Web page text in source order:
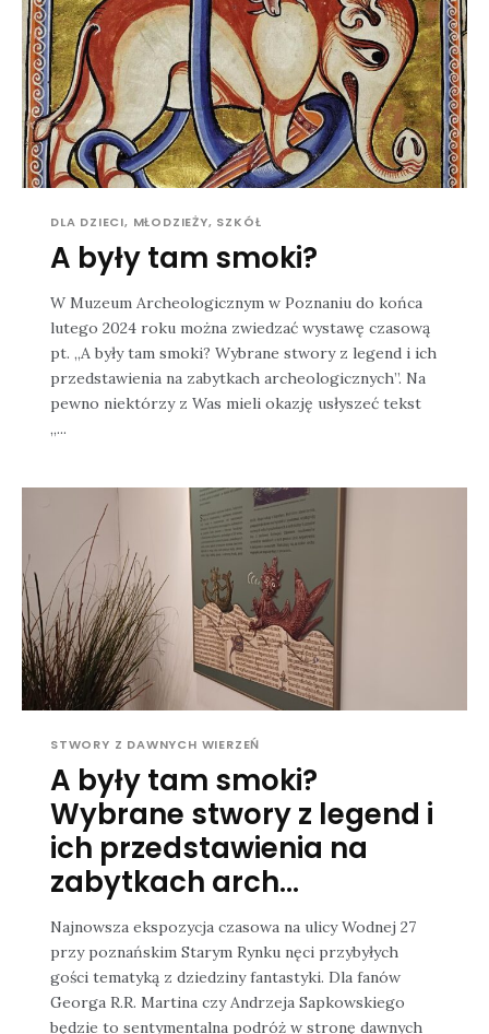
DLA DZIECI, MŁODZIEŻY, SZKÓŁ
A były tam smoki?
W Muzeum Archeologicznym w Poznaniu do końca
lutego 2024 roku można zwiedzać wystawę czasową
pt. „A były tam smoki? Wybrane stwory z legend i ich
przedstawienia na zabytkach archeologicznych”. Na
pewno niektórzy z Was mieli okazję usłyszeć tekst
„...
STWORY Z DAWNYCH WIERZEŃ
A były tam smoki?
Wybrane stwory z legend i
ich przedstawienia na
zabytkach arch...
Najnowsza ekspozycja czasowa na ulicy Wodnej 27
przy poznańskim Starym Rynku nęci przybyłych
gości tematyką z dziedziny fantastyki. Dla fanów
Georga R.R. Martina czy Andrzeja Sapkowskiego
będzie to sentymentalna podróż w stronę dawnych